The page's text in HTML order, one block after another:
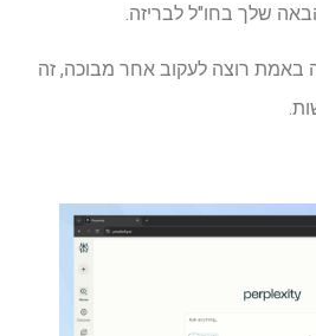
שלך בחו"ל לבריזה.
באמת רוצה לעקוב אחר מבוכה, זה